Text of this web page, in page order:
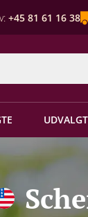
+45 81 61 16 38